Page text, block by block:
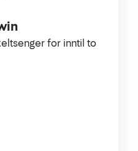
for inntil to